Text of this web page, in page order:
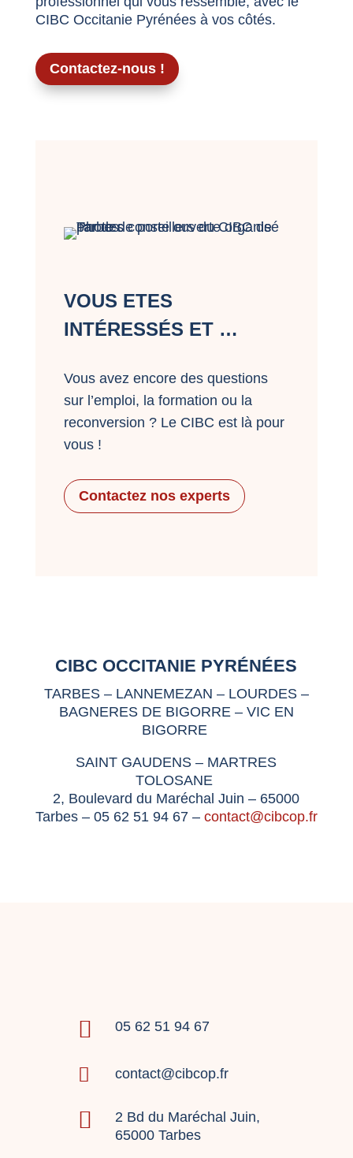
CIBC Occitanie Pyrénées à vos côtés.
Contactez-nous !
VOUS ETES
INTÉRESSÉS ET …
Vous avez encore des questions
sur l’emploi, la formation ou la
reconversion ? Le CIBC est là pour
vous !
Contactez nos experts
CIBC OCCITANIE PYRÉNÉES
TARBES – LANNEMEZAN – LOURDES –
BAGNERES DE BIGORRE – VIC EN
BIGORRE
SAINT GAUDENS – MARTRES
TOLOSANE
2, Boulevard du Maréchal Juin – 65000
Tarbes – 05 62 51 94 67 – contact@cibcop.fr
 05 62 51 94 67
 contact@cibcop.fr

2 Bd du Maréchal Juin,
65000 Tarbes